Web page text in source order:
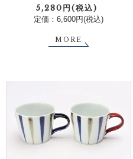
5,280円(税込)
定価：6,600円(税込)
MORE